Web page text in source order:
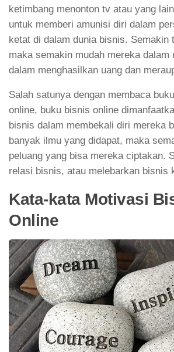
ketimbang menonton tv atau yang
untuk memberi amunisi diri dalam
ketat di dalam dunia bisnis. Semakin
maka semakin mudah mereka dalam
dalam menghasilkan uang dan
Salah satunya dengan membaca
online, buku bisnis online
bisnis dalam membekali diri mereka
banyak ilmu yang didapat, maka
peluang yang bisa mereka ciptakan.
relasi bisnis, atau melebarkan bisnis
Kata-kata Motivasi
Online